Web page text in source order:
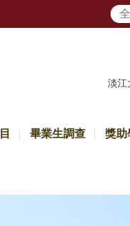
淡江
畢業生調查 獎助